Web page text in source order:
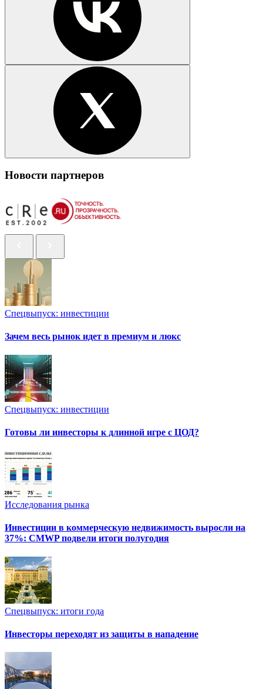
Новости партнеров
Спецвыпуск: инвестиции
Зачем весь рынок идет в премиум и люкс
Спецвыпуск: инвестиции
Готовы ли инвесторы к длинной игре с ЦОД?
Исследования рынка
Инвестиции в коммерческую недвижимость выросли на
37%: CMWP подвели итоги полугодия
Спецвыпуск: итоги года
Инвесторы переходят из защиты в нападение